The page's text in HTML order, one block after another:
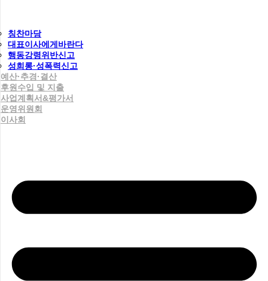
칭찬마당
대표이사에게바란다
행동강령위반신고
성희롱·성폭력신고
예산·추경·결산
후원수입 및 지출
사업계획서&평가서
운영위원회
이사회